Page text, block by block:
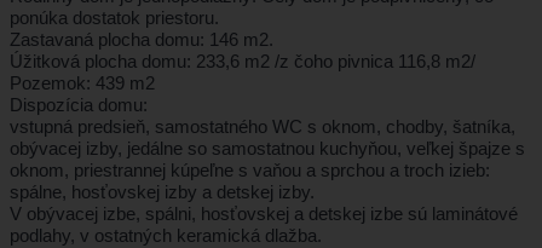
ponúka dostatok priestoru.
Zastavaná plocha domu: 146 m2.
Úžitková plocha domu: 233,6 m2 /z čoho pivnica 116,8 m2/
Pozemok: 439 m2
Dispozícia domu:
vstupná predsieň, samostatného WC s oknom, chodby, šatníka,
obývacej izby, jedálne so samostatnou kuchyňou, veľkej špajze s
oknom, priestrannej kúpeľne s vaňou a sprchou a troch izieb:
spálne, hosťovskej izby a detskej izby.
V obývacej izbe, spálni, hosťovskej a detskej izbe sú laminátové
podlahy, v ostatných keramická dlažba.